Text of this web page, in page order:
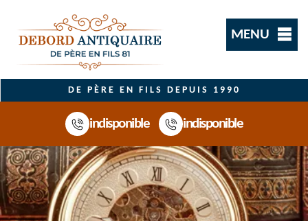
MENU
DE PÈRE EN FILS DEPUIS 1990
indisponible indisponible